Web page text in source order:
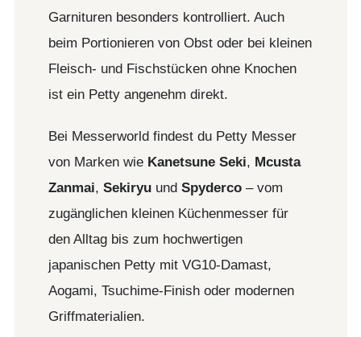
Garnituren besonders kontrolliert. Auch
beim Portionieren von Obst oder bei kleinen
Fleisch- und Fischstücken ohne Knochen
ist ein Petty angenehm direkt.
Bei Messerworld findest du Petty Messer
von Marken wie Kanetsune Seki, Mcusta
Zanmai, Sekiryuund Spyderco– vom
zugänglichen kleinen Küchenmesser für
den Alltag bis zum hochwertigen
japanischen Petty mit VG10-Damast,
Aogami, Tsuchime-Finish oder modernen
Griffmaterialien.